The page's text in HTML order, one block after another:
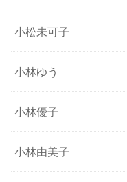
小松未可子
小林ゆう
小林優子
小林由美子